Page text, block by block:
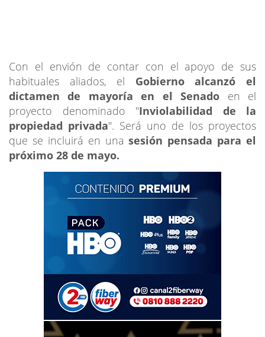
Con el envión de contar con el apoyo de sus
habituales aliados, el Gobierno alcanzó el
dictamen de mayoría en el Senado en el
proyecto denominado "Inviolabilidad de la
propiedad privada". Será uno de los proyectos
que se incluirá en unasesión pensada para el
próximo 28 de mayo.